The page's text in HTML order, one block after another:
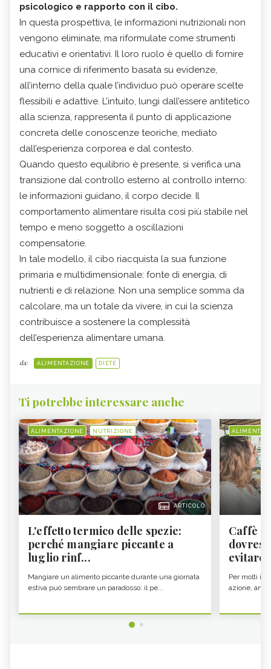
psicologico e rapporto con il cibo.
In questa prospettiva, le informazioni nutrizionali non
vengono eliminate, ma riformulate come strumenti
educativi e orientativi. Il loro ruolo è quello di fornire
una cornice di riferimento basata su evidenze,
all’interno della quale l’individuo può operare scelte
flessibili e adattive. L’intuito, lungi dall’essere antitetico
alla scienza, rappresenta il punto di applicazione
concreta delle conoscenze teoriche, mediato
dall’esperienza corporea e dal contesto.
Quando questo equilibrio è presente, si verifica una
transizione dal controllo esterno al controllo interno:
le informazioni guidano, il corpo decide. Il
comportamento alimentare risulta così più stabile nel
tempo e meno soggetto a oscillazioni
compensatorie.
In tale modello, il cibo riacquista la sua funzione
primaria e multidimensionale: fonte di energia, di
nutrienti e di relazione. Non una semplice somma da
calcolare, ma un totale da vivere, in cui la scienza
contribuisce a sostenere la complessità
dell’esperienza alimentare umana.
da: ALIMENTAZIONE DIETE
Ti potrebbe interessare anche
ALIMENTAZIONE NUTRIZIONE
ARTICOLO
L'effetto termico delle spezie:
perché mangiare piccante a
luglio rinf...
Mangiare un alimento piccante durante una giornata
estiva può sembrare un paradosso: il pe...
Caffè
evitare
Per molti il
azione,